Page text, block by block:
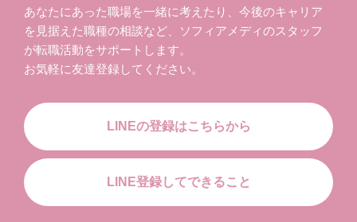
あなたにあった職場を一緒に考えたり、今後のキャリア
を見据えた職種の相談など、ソフィアメディのスタッフ
が転職活動をサポートします。
お気軽に友達登録してください。
LINEの登録はこちらから
LINE登録してできること